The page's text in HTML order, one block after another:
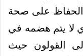
الحفاظ على صحة
لا يتم هضمه في
القولون حيث